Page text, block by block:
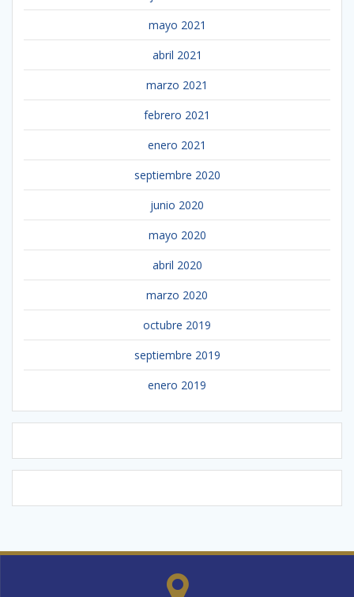
mayo 2021
abril 2021
marzo 2021
febrero 2021
enero 2021
septiembre 2020
junio 2020
mayo 2020
abril 2020
marzo 2020
octubre 2019
septiembre 2019
enero 2019